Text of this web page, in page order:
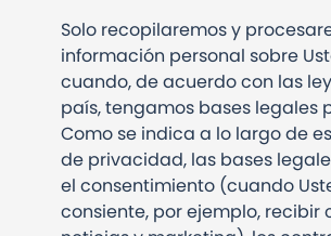
Solo recopilaremos y
información personal sobre
cuando, de acuerdo con las
país, tengamos bases legales
Como se indica a lo largo de
de privacidad, las bases
el consentimiento (cuando
consiente, por ejemplo, recibir